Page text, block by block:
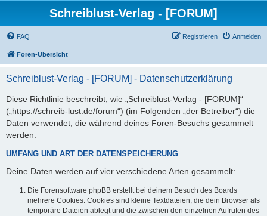
Schreiblust-Verlag - [FORUM]
FAQ Anmelden
Registrieren
Foren-Übersicht
Schreiblust-Verlag - [FORUM] - Datenschutzerklärung
Diese Richtlinie beschreibt, wie „Schreiblust-Verlag - [FORUM]“
(„https://schreib-lust.de/forum“) (im Folgenden „der Betreiber“) die
Daten verwendet, die während deines Foren-Besuchs gesammelt
werden.
UMFANG UND ART DER DATENSPEICHERUNG
Deine Daten werden auf vier verschiedene Arten gesammelt:
Die Forensoftware phpBB erstellt bei deinem Besuch des Boards
mehrere Cookies. Cookies sind kleine Textdateien, die dein Browser als
temporäre Dateien ablegt und die zwischen den einzelnen Aufrufen des